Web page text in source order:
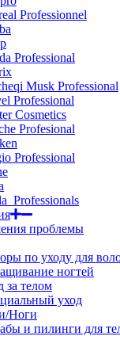
Professionnel
Professional
Musk Professional
Professional
Cosmetics
Profesional
Professional
проблемы
по уходу для
ногтей
за телом
уход
Ноги
и пилинги для